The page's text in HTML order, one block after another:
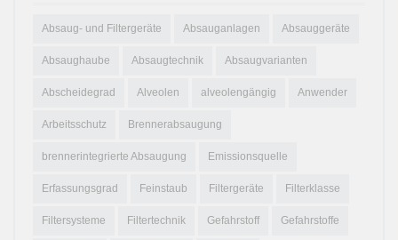
Absaug- und Filtergeräte Absauganlagen Absauggeräte
Absaughaube Absaugtechnik Absaugvarianten
Abscheidegrad Alveolen alveolengängig Anwender
Arbeitsschutz Brennerabsaugung
brennerintegrierte Absaugung Emissionsquelle
Erfassungsgrad Feinstaub Filtergeräte Filterklasse
Filtersysteme Filtertechnik Gefahrstoff Gefahrstoffe